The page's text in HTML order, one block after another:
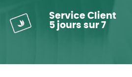
Service Client
5 jours sur 7